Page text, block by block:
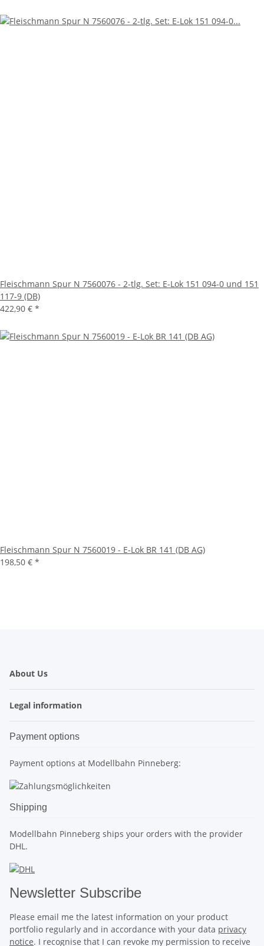
Fleischmann Spur N 7560076 - 2-tlg. Set: E-Lok 151 094-0 und 151
117-9 (DB)
422,90 € *
Fleischmann Spur N 7560019 - E-Lok BR 141 (DB AG)
198,50 € *
About Us
Legal information
Payment options
Payment options at Modellbahn Pinneberg:
Shipping
Modellbahn Pinneberg ships your orders with the provider
DHL.
Newsletter Subscribe
Please email me the latest information on your product
portfolio regularly and in accordance with your data privacy
notice. I recognise that I can revoke my permission to receive